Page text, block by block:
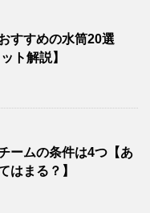
すすめの水筒20選
ト解説】
ームの条件は4つ【あ
はまる？】